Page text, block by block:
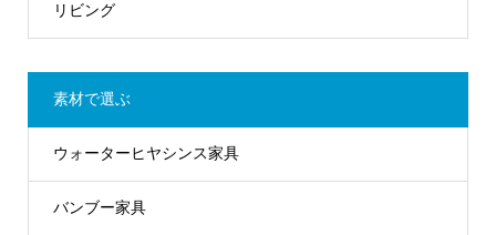
リビング
素材で選ぶ
ウォーターヒヤシンス家具
バンブー家具